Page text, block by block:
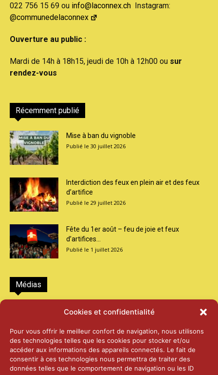
Cookies et confidentialité
Pour vous offrir le meilleur confort de navigation, nous utilisons
des technologies telles que les cookies pour stocker et/ou
accéder aux informations des appareils connectés. Le fait de
consentir à ces technologies nous permettra de traiter des
données telles que le comportement de navigation ou les ID
022 756 15 69 ou info@laconnex.ch Instagram:
@communedelaconnex
Ouverture au public :
Mardi de 14h à 18h15, jeudi de 10h à 12h00 ou sur
rendez-vous
Récemment publié
Mise à ban du vignoble
30 juillet 2026
Interdiction des feux en plein air et des feux
d’artifice
29 juillet 2026
Fête du 1er août – feu de joie et feux
d’artifices...
1 juillet 2026
Médias
2026 – Laiterie d’Orsières et Abbaye de St-
25 juin 2026
2025 – Palais Fédéral – Berne
25 juin 2026